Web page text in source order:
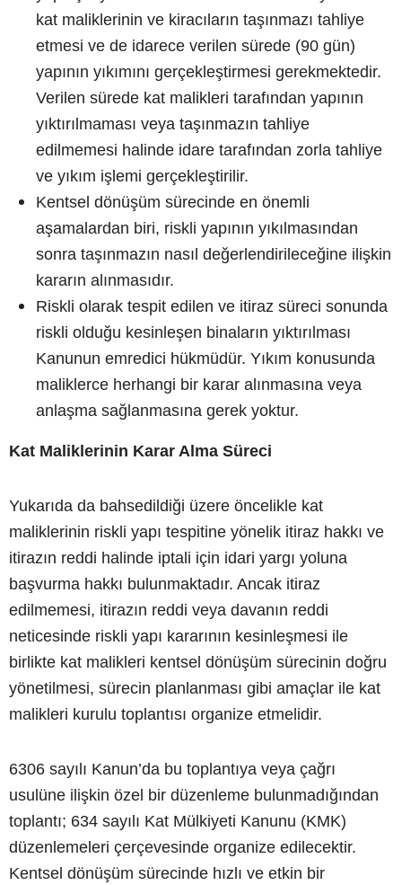
kat maliklerinin ve kiracıların taşınmazı tahliye
etmesi ve de idarece verilen sürede (90 gün)
yapının yıkımını gerçekleştirmesi gerekmektedir.
Verilen sürede kat malikleri tarafından yapının
yıktırılmaması veya taşınmazın tahliye
edilmemesi halinde idare tarafından zorla tahliye
ve yıkım işlemi gerçekleştirilir.
Kentsel dönüşüm sürecinde en önemli
aşamalardan biri, riskli yapının yıkılmasından
sonra taşınmazın nasıl değerlendirileceğine ilişkin
kararın alınmasıdır.
Riskli olarak tespit edilen ve itiraz süreci sonunda
riskli olduğu kesinleşen binaların yıktırılması
Kanunun emredici hükmüdür. Yıkım konusunda
maliklerce herhangi bir karar alınmasına veya
anlaşma sağlanmasına gerek yoktur.
Kat Maliklerinin Karar Alma Süreci
Yukarıda da bahsedildiği üzere öncelikle kat
maliklerinin riskli yapı tespitine yönelik itiraz hakkı ve
itirazın reddi halinde iptali için idari yargı yoluna
başvurma hakkı bulunmaktadır. Ancak itiraz
edilmemesi, itirazın reddi veya davanın reddi
neticesinde riskli yapı kararının kesinleşmesi ile
birlikte kat malikleri kentsel dönüşüm sürecinin doğru
yönetilmesi, sürecin planlanması gibi amaçlar ile kat
malikleri kurulu toplantısı organize etmelidir.
6306 sayılı Kanun’da bu toplantıya veya çağrı
usulüne ilişkin özel bir düzenleme bulunmadığından
toplantı; 634 sayılı Kat Mülkiyeti Kanunu (KMK)
düzenlemeleri çerçevesinde organize edilecektir.
Kentsel dönüşüm sürecinde hızlı ve etkin bir